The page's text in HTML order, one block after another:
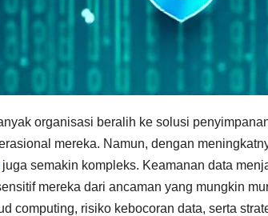
organisasi beralih ke solusi
mereka. Namun, dengan
juga semakin kompleks. Keamanan data
mereka dari ancaman yang mungkin
computing, risiko kebocoran data, serta